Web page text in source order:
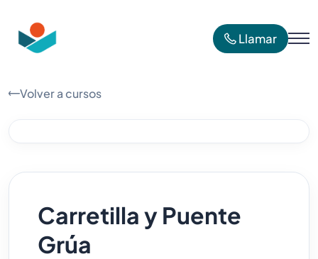
Llamar
Volver a cursos
Carretilla y Puente
Grúa